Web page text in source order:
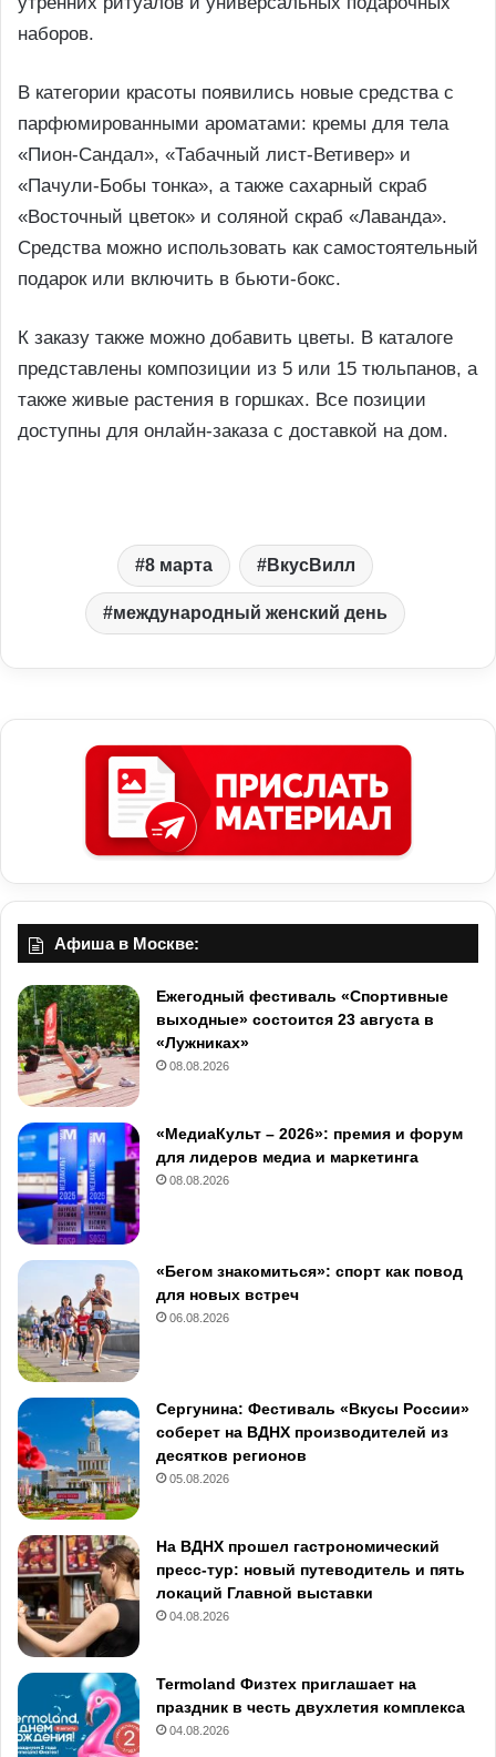
наборов.
В категории красоты появились новые средства с
парфюмированными ароматами: кремы для тела
«Пион-Сандал», «Табачный лист-Ветивер» и
«Пачули-Бобы тонка», а также сахарный скраб
«Восточный цветок» и соляной скраб «Лаванда».
Средства можно использовать как самостоятельный
подарок или включить в бьюти-бокс.
К заказу также можно добавить цветы. В каталоге
представлены композиции из 5 или 15 тюльпанов, а
также живые растения в горшках. Все позиции
доступны для онлайн-заказа с доставкой на дом.
8 марта ВкусВилл
международный женский день
Афиша в Москве:
Ежегодный фестиваль «Спортивные
выходные» состоится 23 августа в
«Лужниках»
08.08.2026
«МедиаКульт – 2026»: премия и форум
для лидеров медиа и маркетинга
08.08.2026
«Бегом знакомиться»: спорт как повод
для новых встреч
06.08.2026
Сергунина: Фестиваль «Вкусы России»
соберет на ВДНХ производителей из
десятков регионов
05.08.2026
На ВДНХ прошел гастрономический
пресс-тур: новый путеводитель и пять
локаций Главной выставки
04.08.2026
Termoland Физтех приглашает на
праздник в честь двухлетия комплекса
04.08.2026